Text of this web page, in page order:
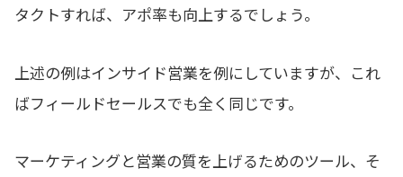
タクトすれば、アポ率も向上するでしょう。
上述の例はインサイド営業を例にしていますが、これ
ばフィールドセールスでも全く同じです。
マーケティングと営業の質を上げるためのツール、そ